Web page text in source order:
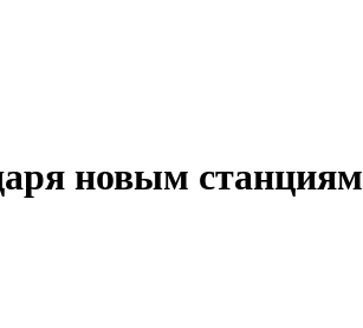
новым станциям